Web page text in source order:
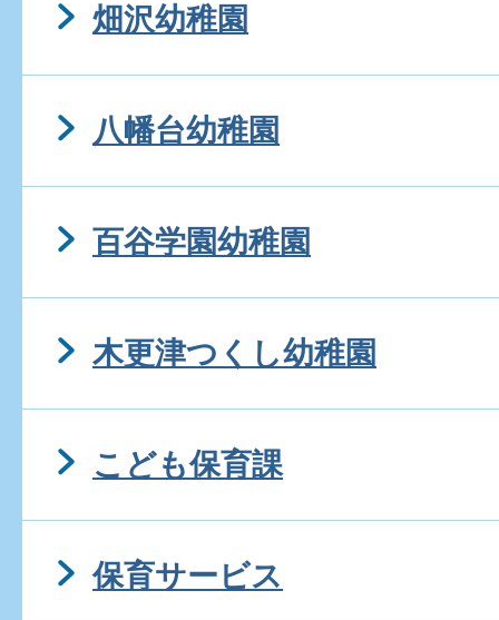
畑沢幼稚園
八幡台幼稚園
百谷学園幼稚園
木更津つくし幼稚園
こども保育課
保育サービス